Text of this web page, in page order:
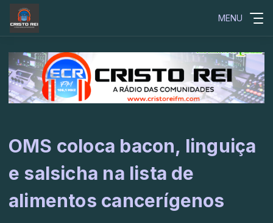
MENU
OMS coloca bacon, linguiça
e salsicha na lista de
alimentos cancerígenos